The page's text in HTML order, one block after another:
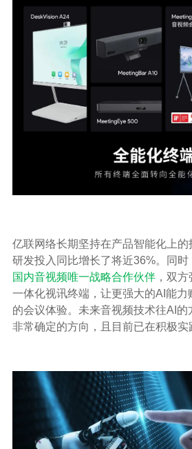
亿联网络长期坚持在产品智能化上
研发投入同比增长了将近36%。同时
国内音视频唯一战略合作伙伴 ，双
一体化视讯终端，让更强大的AI能
的会议体验。未来音视频技术往AI的
非常确定的方向，且目前已在积极实